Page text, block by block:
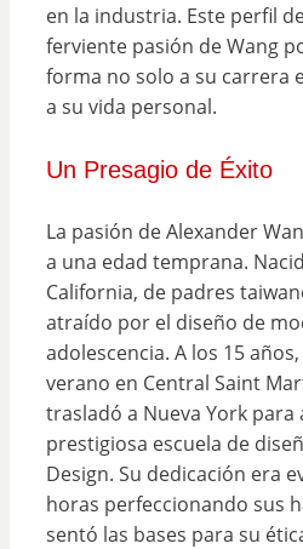
en la industria. Este perfil
ferviente pasión de Wang
forma no solo a su carrera
a su vida personal.
Un Presagio de Éxito
La pasión de Alexander
a una edad temprana.
California, de padres
atraído por el diseño de
adolescencia. A los 15
verano en Central Saint
trasladó a Nueva York para
prestigiosa escuela de
Design. Su dedicación era
horas perfeccionando sus
sentó las bases para su